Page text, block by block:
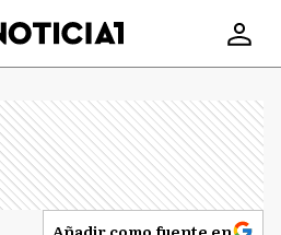
Añadir como fuente en